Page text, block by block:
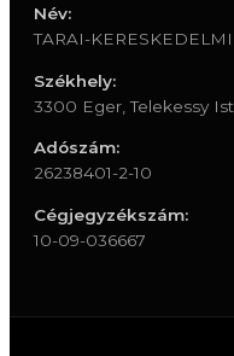
Név:
TARAI-KERESKEDELMI
Székhely:
3300 Eger, Telekessy
Adószám:
26238401-2-10
Cégjegyzékszám:
10-09-036667